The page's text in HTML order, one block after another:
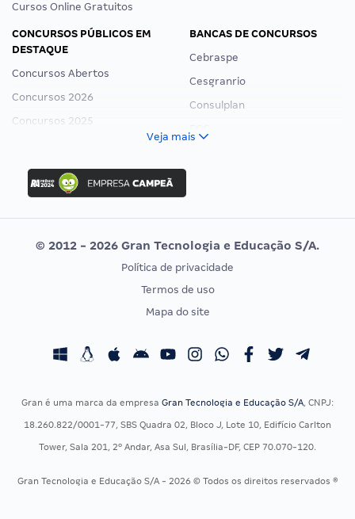
Cursos Online Gratuitos
CONCURSOS PÚBLICOS EM
DESTAQUE
Concursos Abertos
Concursos 2026
Concursos 2025
Concurso Ibama
Concurso MPU
Editais publicados
BANCAS DE CONCURSOS
Cebraspe
Cesgranrio
Consulplan
Vunesp
CONCURSOS POR PROFISSÃO
Concursos Fiscais
Concursos Saúde
Residência Multiprofissional
EXAME DE ORDEM
Calendário OAB
Veja mais
© 2012 - 2026 Gran Tecnologia e Educação S/A.
Política de privacidade
Termos de uso
Mapa do site
Gran é uma marca da empresa Gran Tecnologia e Educação S/A, CNPJ:
18.260.822/0001-77, SBS Quadra 02, Bloco J, Lote 10, Edifício Carlton
Tower, Sala 201, 2º Andar, Asa Sul, Brasília-DF, CEP 70.070-120.
Gran Tecnologia e Educação S/A - 2026 © Todos os direitos reservados ®